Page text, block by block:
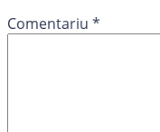
Comentariu *